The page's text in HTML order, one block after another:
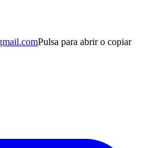
Pulsa para abrir o copiar